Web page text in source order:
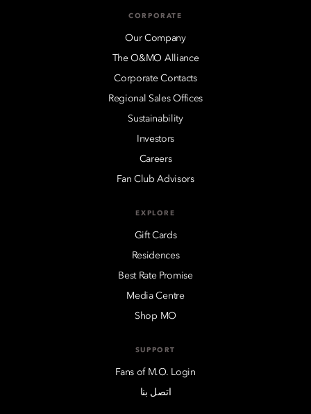
CORPORATE
Our Company
The O&MO Alliance
Corporate Contacts
Regional Sales Offices
Sustainability
Investors
Careers
Fan Club Advisors
EXPLORE
Gift Cards
Residences
Best Rate Promise
Media Centre
Shop MO
SUPPORT
Fans of M.O. Login
اتصل بنا